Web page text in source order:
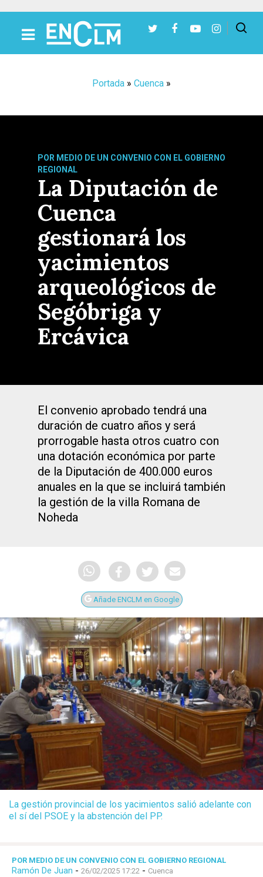
Portada » Cuenca »
POR MEDIO DE UN CONVENIO CON EL GOBIERNO
REGIONAL
La Diputación de
Cuenca
gestionará los
yacimientos
arqueológicos de
Segóbriga y
Ercávica
El convenio aprobado tendrá una
duración de cuatro años y será
prorrogable hasta otros cuatro con
una dotación económica por parte
de la Diputación de 400.000 euros
anuales en la que se incluirá también
la gestión de la villa Romana de
Noheda
Añade ENCLM en Google
La gestión provincial de los yacimientos salió adelante con
el sí del PSOE y la abstención del PP.
POR MEDIO DE UN CONVENIO CON EL GOBIERNO REGIONAL
Ramón De Juan - 26/02/2025 17:22 - Cuenca